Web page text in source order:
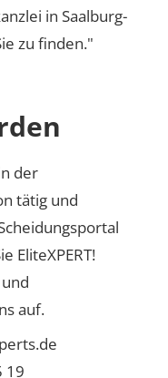
in Saalburg-
zu finden."
der
tätig und
EliteXPERT!
auf.
19